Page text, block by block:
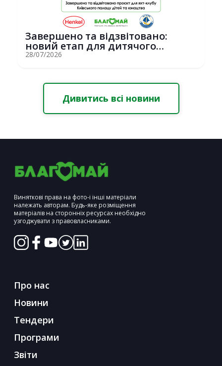
Завершено та відзвітовано:
новий етап для дитячого
вітрильного спор...
28/07/2026
Дивитись всі новини
Виняткові права на фото-і інші матеріали
належать авторам. Будь-яке розміщення
матеріалів на сторонніх ресурсах необхідно
узгоджувати з правовласниками.
Про нас
Новини
Тендери
Програми
Звіти